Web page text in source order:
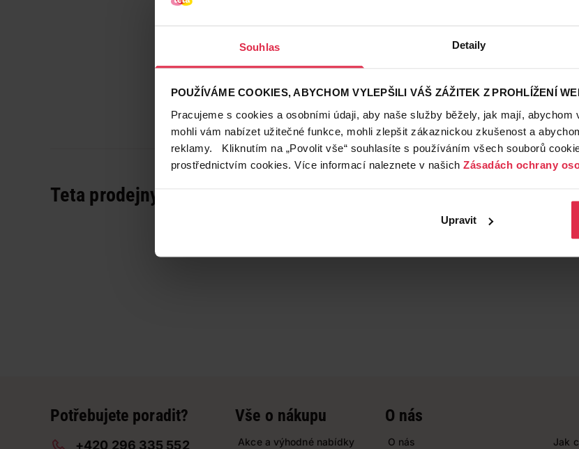
Souhlas Detaily
POUŽÍVÁME COOKIES, ABYCHOM VYLEPŠILI VÁŠ ZÁŽITEK Z PROHLÍŽENÍ
Pracujeme s cookies a osobními údaji, aby naše služby běžely, jak mají, abychom
mohli vám nabízet užitečné funkce, mohli zlepšit zákaznickou zkušenost a
reklamy. Kliknutím na „Povolit vše“ souhlasíte s používáním všech souborů
prostřednictvím cookies. Více informací naleznete v našich Zásadách ochrany
Upravit
Teta prodejny a služby
Potřebujete poradit?
+420 296 335 552
Vše o nákupu
Akce a výhodné nabídky
O nás
O nás Jak